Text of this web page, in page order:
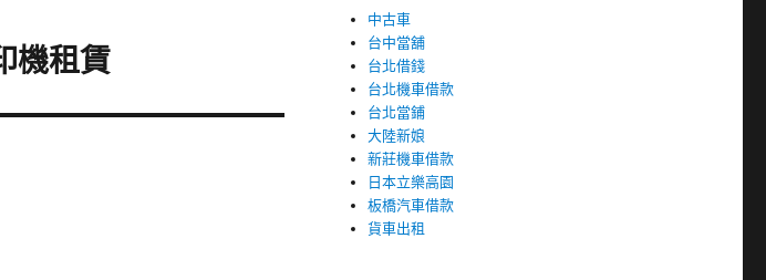
機租賃
中古車
台中當舖
台北借錢
台北機車借款
台北當鋪
大陸新娘
新莊機車借款
日本立樂高園
板橋汽車借款
貨車出租